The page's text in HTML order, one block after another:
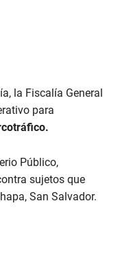
la Fiscalía General
para
Público,
sujetos que
San Salvador.